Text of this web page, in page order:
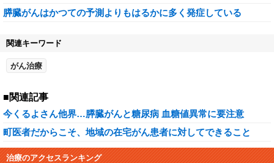
膵臓がんはかつての予測よりもはるかに多く発症している
関連キーワード
がん治療
■関連記事
今くるよさん他界…膵臓がんと糖尿病 血糖値異常に要注意
町医者だからこそ、地域の在宅がん患者に対してできること
治療のアクセスランキング